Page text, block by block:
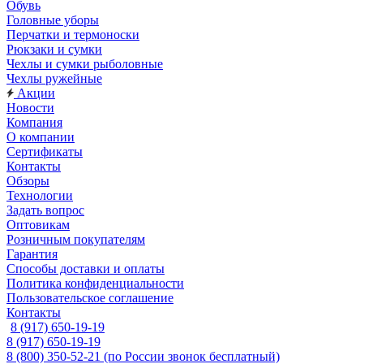
Обувь
Головные уборы
Перчатки и термоноски
Рюкзаки и сумки
Чехлы и сумки рыболовные
Чехлы ружейные
Акции
Новости
Компания
О компании
Сертификаты
Контакты
Обзоры
Технологии
Задать вопрос
Оптовикам
Розничным покупателям
Гарантия
Способы доставки и оплаты
Политика конфиденциальности
Пользовательское соглашение
Контакты
8 (917) 650-19-19
8 (917) 650-19-19
8 (800) 350-52-21 (по России звонок бесплатный)